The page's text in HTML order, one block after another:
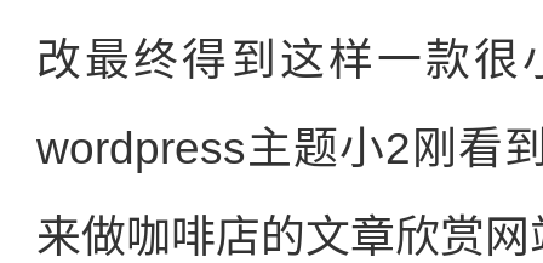
改最终得到这样一款
wordpress主题小2刚看
来做咖啡店的文章欣赏